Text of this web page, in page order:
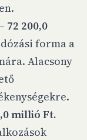
72 200,0
forma a
Alacsony
millió Ft.